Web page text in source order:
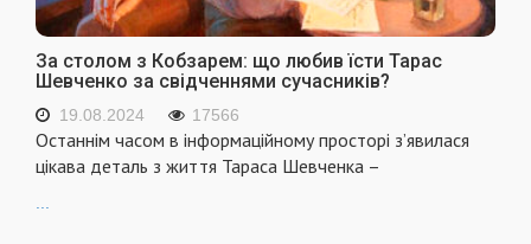
За столом з Кобзарем: що любив їсти Тарас
Шевченко за свідченнями сучасників?
19.08.2024 17566
Останнім часом в інформаційному просторі з’явилася
цікава деталь з життя Тараса Шевченка –
...